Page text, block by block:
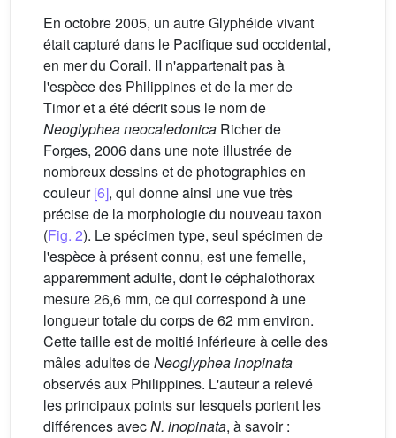
En octobre 2005, un autre Glyphéide vivant
était capturé dans le Pacifique sud occidental,
en mer du Corail. II n'appartenait pas à
l'espèce des Philippines et de la mer de
Timor et a été décrit sous le nom de
Neoglyphea neocaledonica Richer de
Forges, 2006 dans une note illustrée de
nombreux dessins et de photographies en
couleur[6], qui donne ainsi une vue très
précise de la morphologie du nouveau taxon
(Fig. 2). Le spécimen type, seul spécimen de
l'espèce à présent connu, est une femelle,
apparemment adulte, dont le céphalothorax
mesure 26,6 mm, ce qui correspond à une
longueur totale du corps de 62 mm environ.
Cette taille est de moitié inférieure à celle des
mâles adultes deNeoglyphea inopinata
observés aux Philippines. L'auteur a relevé
les principaux points sur lesquels portent les
différences avecN. inopinata, à savoir :